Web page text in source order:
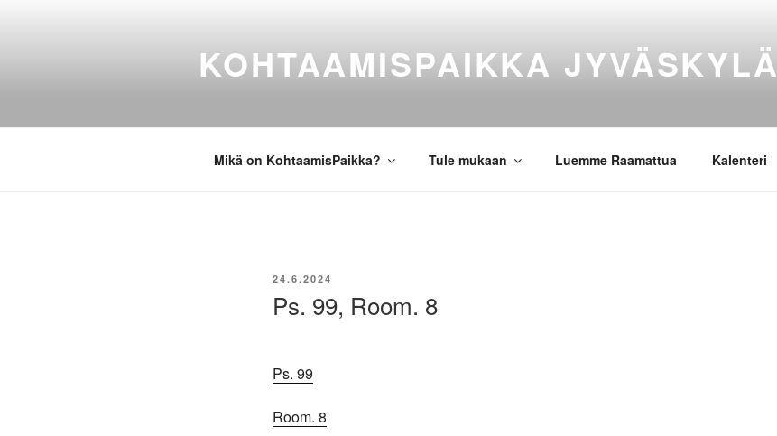
KOHTAAMISPAIKKA JYVÄSKYLÄ
Mikä on KohtaamisPaikka? Tule mukaan Luemme Raamattua Kalenteri
JULKAISTU
24.6.2024
Ps. 99, Room. 8
Ps. 99
Room. 8